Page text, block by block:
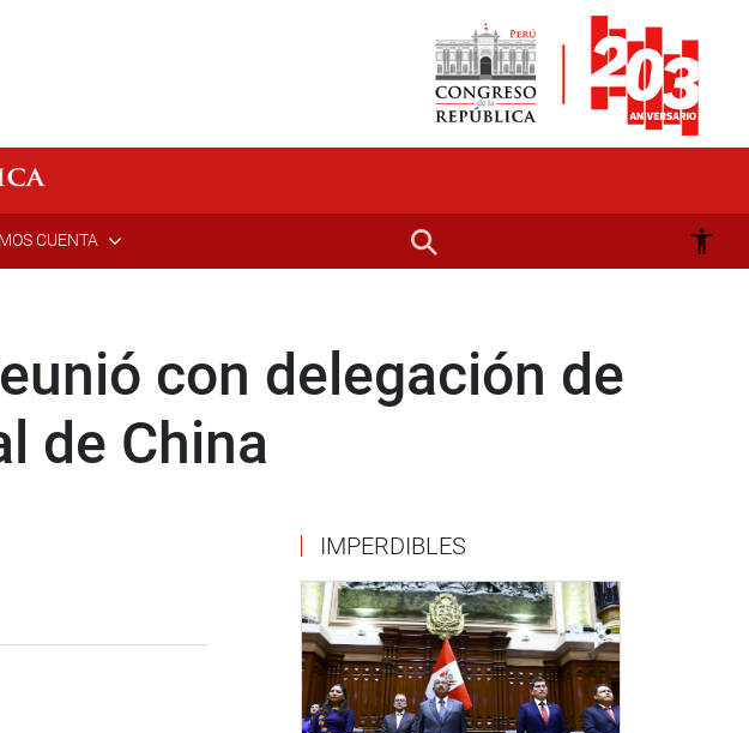
CUENTA
con delegación de
de China
IMPERDIBLES